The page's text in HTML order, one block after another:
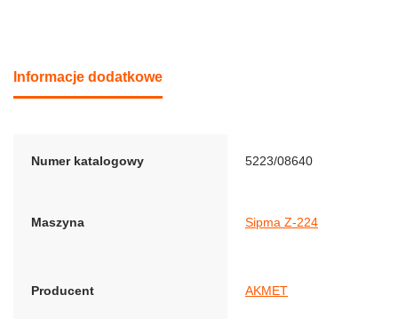
Informacje dodatkowe
Numer katalogowy 5223/08640
Maszyna Sipma Z-224
Producent AKMET